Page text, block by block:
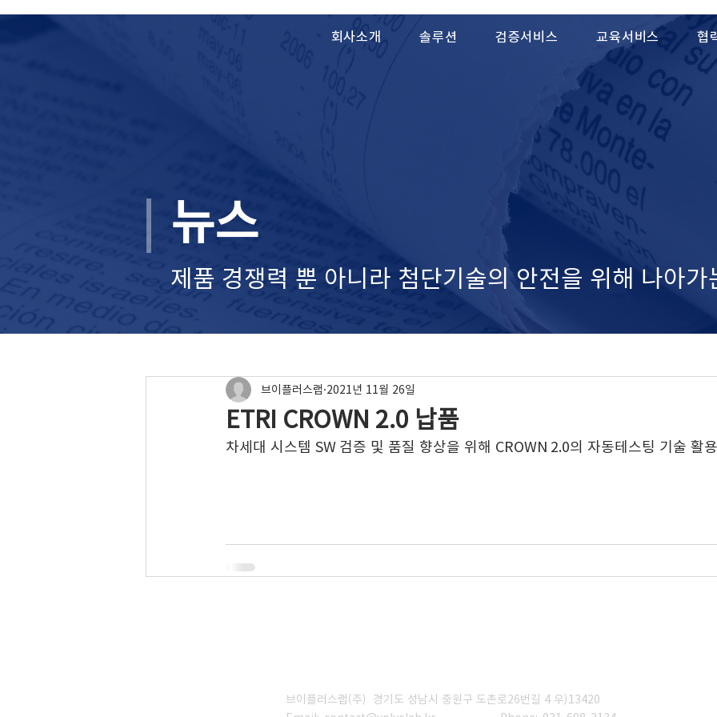
회사소개 솔루션 검증서비스 교육서비스 협
뉴스
제품 경쟁력 뿐 아니라 ​첨단기술의 안전을 위해 나아
ETRI CROWN 2.0 납품
브이플러스랩 2021년 11월 26일
차세대 시스템 SW 검증 및 품질 향상을 위해 CROWN 2.0의 자동테스팅 기술 활용
브이플러스랩(주) 경기도 성남시 중원구 도촌로26번길 4 우)13420